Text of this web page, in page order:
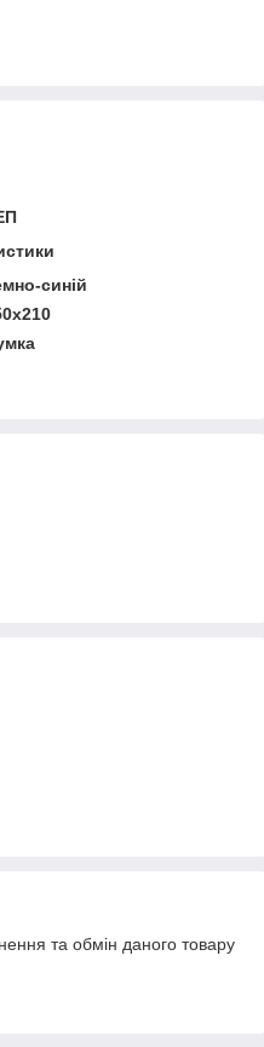
синій
та обмін даного товару